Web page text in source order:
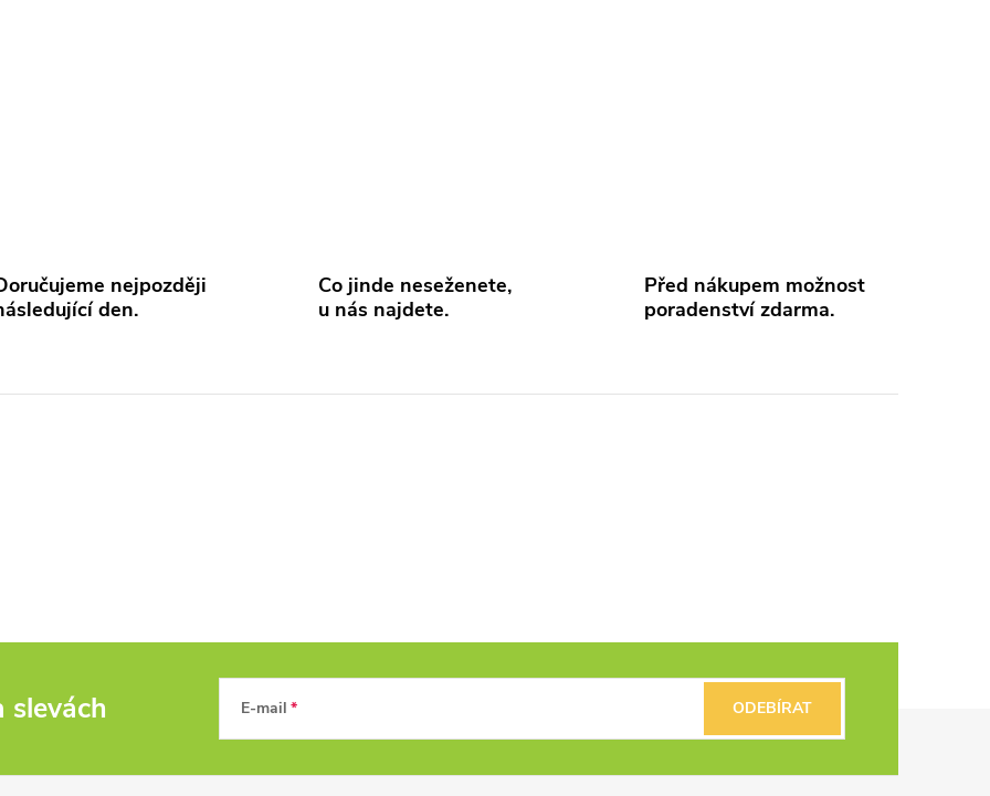
nejpozději
den.
Co jinde neseženete,
u nás najdete.
Před nákupem možnost
poradenství zdarma.
slevách E-mail ODEBÍRAT